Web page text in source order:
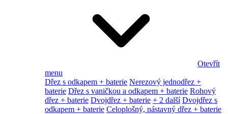
Otevřít
menu
Dřez s odkapem + baterie Nerezový jednodřez +
baterie Dřez s vaničkou a odkapem + baterie Rohový
dřez + baterie Dvojdřez + baterie + 2 další Dvojdřez s
odkapem + baterie Celoplošný, nástavný dřez + baterie